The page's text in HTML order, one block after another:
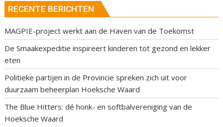
RECENTE BERICHTEN
MAGPIE-project werkt aan de Haven van de Toekomst
De Smaakexpeditie inspireert kinderen tot gezond en lekker
eten
Politieke partijen in de Provincie spreken zich uit voor
duurzaam beheerplan Hoeksche Waard
The Blue Hitters: dé honk- en softbalvereniging van de
Hoeksche Waard